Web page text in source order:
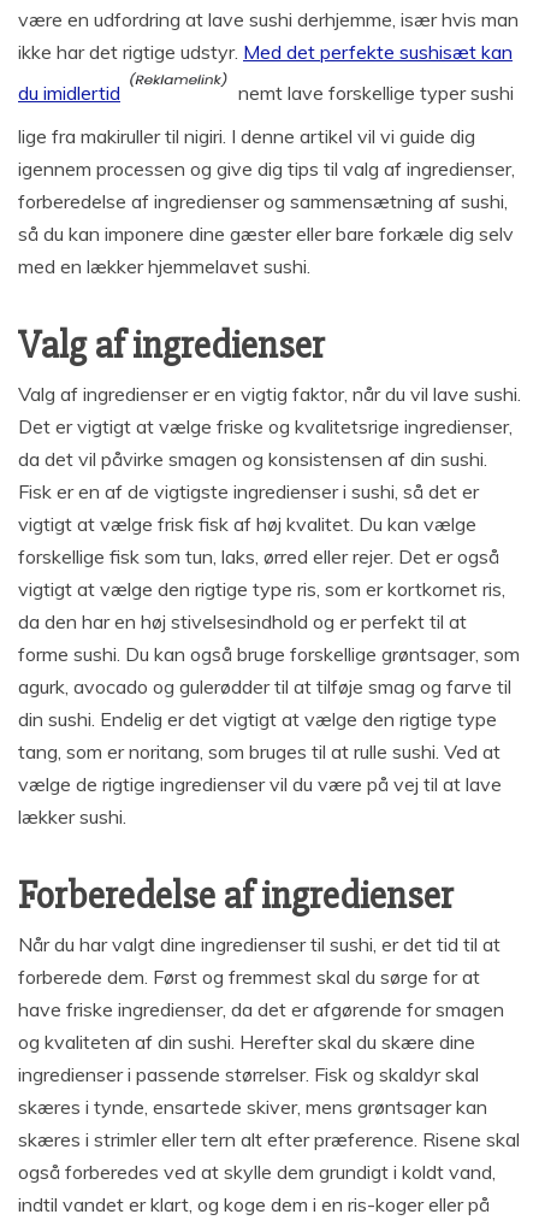
være en udfordring at lave sushi derhjemme, især hvis man
ikke har det rigtige udstyr. Med det perfekte sushisæt kan
du imidlertid
nemt lave forskellige typer sushi
lige fra makiruller til nigiri. I denne artikel vil vi guide dig
igennem processen og give dig tips til valg af ingredienser,
forberedelse af ingredienser og sammensætning af sushi,
så du kan imponere dine gæster eller bare forkæle dig selv
med en lækker hjemmelavet sushi.
Valg af ingredienser
Valg af ingredienser er en vigtig faktor, når du vil lave sushi.
Det er vigtigt at vælge friske og kvalitetsrige ingredienser,
da det vil påvirke smagen og konsistensen af din sushi.
Fisk er en af de vigtigste ingredienser i sushi, så det er
vigtigt at vælge frisk fisk af høj kvalitet. Du kan vælge
forskellige fisk som tun, laks, ørred eller rejer. Det er også
vigtigt at vælge den rigtige type ris, som er kortkornet ris,
da den har en høj stivelsesindhold og er perfekt til at
forme sushi. Du kan også bruge forskellige grøntsager, som
agurk, avocado og gulerødder til at tilføje smag og farve til
din sushi. Endelig er det vigtigt at vælge den rigtige type
tang, som er noritang, som bruges til at rulle sushi. Ved at
vælge de rigtige ingredienser vil du være på vej til at lave
lækker sushi.
Forberedelse af ingredienser
Når du har valgt dine ingredienser til sushi, er det tid til at
forberede dem. Først og fremmest skal du sørge for at
have friske ingredienser, da det er afgørende for smagen
og kvaliteten af din sushi. Herefter skal du skære dine
ingredienser i passende størrelser. Fisk og skaldyr skal
skæres i tynde, ensartede skiver, mens grøntsager kan
skæres i strimler eller tern alt efter præference. Risene skal
også forberedes ved at skylle dem grundigt i koldt vand,
indtil vandet er klart, og koge dem i en ris-koger eller på